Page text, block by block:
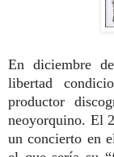
En diciembre
libertad
productor
neoyorquino. El
un concierto en